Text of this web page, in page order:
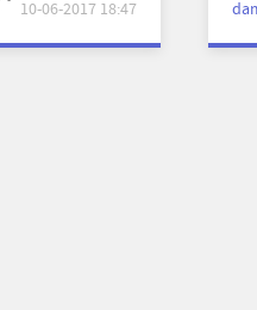
10-06-2017 18:47